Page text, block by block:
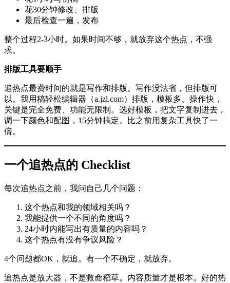
花30分钟修改、排版
最后检查一遍，发布
整个过程2-3小时。如果时间不够，就放弃这个热点，不强
求。
排版工具要顺手
追热点最费时间的就是写作和排版。写作没法省，但排版可
以。我用稿轻松编辑器（a.jzl.com）排版，模板多、操作快，
关键是完全免费、功能无限制。选好模板，把文字复制进去，
调一下颜色和配图，15分钟搞定。比之前用复杂工具快了一
倍。
一个追热点的 Checklist
每次追热点之前，我问自己几个问题：
这个热点和我的领域相关吗？
我能提供一个不同的角度吗？
24小时内能写出有质量的内容吗？
这个热点有没有争议风险？
4个问题都OK，就追。有一个不确定，就放弃。
追热点是放大器，不是救命稻草。内容质量才是根本。好的热